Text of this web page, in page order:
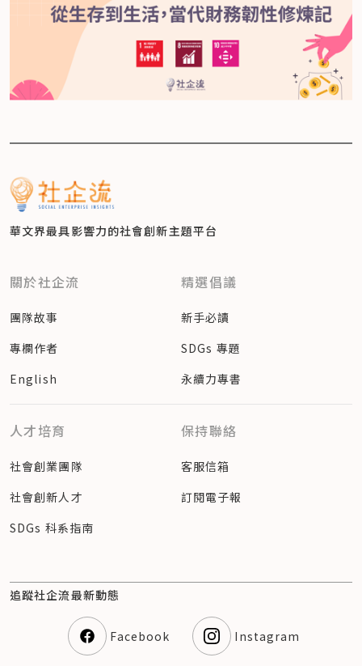
華文界最具影響力的社會創新主題平台
關於社企流
團隊故事
專欄作者
English
精選倡議
新手必讀
SDGs 專題
永續力專書
人才培育
社會創業團隊
社會創新人才
SDGs 科系指南
保持聯絡
客服信箱
訂閱電子報
追蹤社企流最新動態
Facebook Instagram